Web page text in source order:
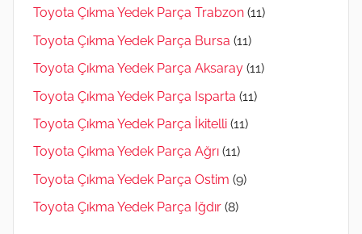
Toyota Çıkma Yedek Parça Trabzon (11)
Toyota Çıkma Yedek Parça Bursa (11)
Toyota Çıkma Yedek Parça Aksaray (11)
Toyota Çıkma Yedek Parça Isparta (11)
Toyota Çıkma Yedek Parça İkitelli (11)
Toyota Çıkma Yedek Parça Ağrı (11)
Toyota Çıkma Yedek Parça Ostim (9)
Toyota Çıkma Yedek Parça Iğdır (8)